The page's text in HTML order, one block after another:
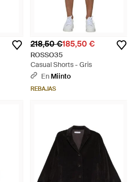
218,50 €185,50 €
ROSSO35
Casual Shorts - Gris
En Miinto
REBAJAS